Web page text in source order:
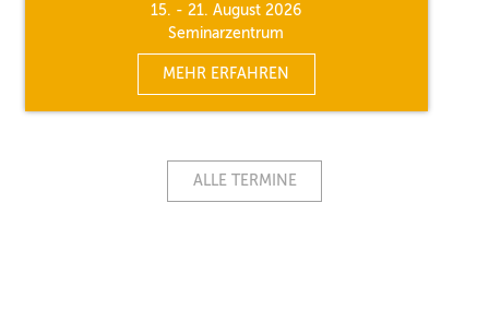
15. - 21. August 2026
Seminarzentrum
MEHR ERFAHREN
ALLE TERMINE